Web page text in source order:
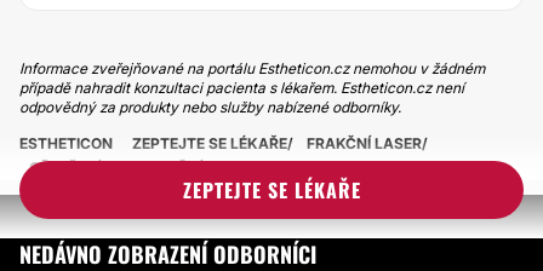
Informace zveřejňované na portálu Estheticon.cz nemohou v žádném
případě nahradit konzultaci pacienta s lékařem. Estheticon.cz není
odpovědný za produkty nebo služby nabízené odborníky.
ZEPTEJTE SE LÉKAŘE
ESTHETICON ZEPTEJTE SE LÉKAŘE
FRAKČNÍ LASER
OŠETŘENÍ CO2 FRAKČNÍM LASEREM
NEDÁVNO ZOBRAZENÍ ODBORNÍCI